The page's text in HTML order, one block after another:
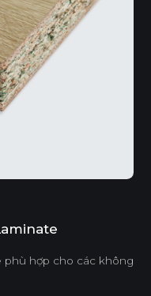
phù hợp cho các không